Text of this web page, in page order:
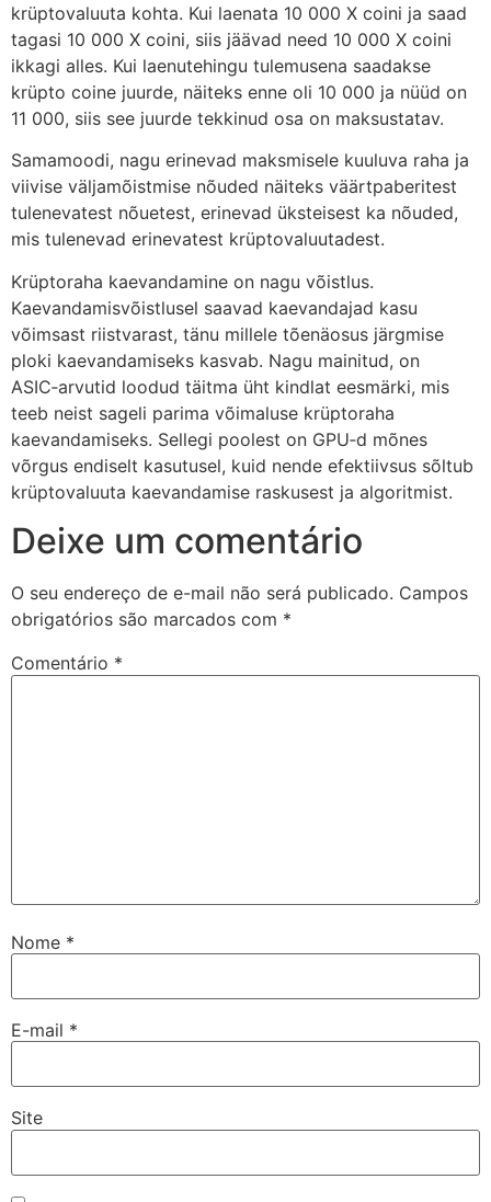
krüptovaluuta kohta. Kui laenata 10 000 X coini ja saad
tagasi 10 000 X coini, siis jäävad need 10 000 X coini
ikkagi alles. Kui laenutehingu tulemusena saadakse
krüpto coine juurde, näiteks enne oli 10 000 ja nüüd on
11 000, siis see juurde tekkinud osa on maksustatav.
Samamoodi, nagu erinevad maksmisele kuuluva raha ja
viivise väljamõistmise nõuded näiteks väärtpaberitest
tulenevatest nõuetest, erinevad üksteisest ka nõuded,
mis tulenevad erinevatest krüptovaluutadest.
Krüptoraha kaevandamine on nagu võistlus.
Kaevandamisvõistlusel saavad kaevandajad kasu
võimsast riistvarast, tänu millele tõenäosus järgmise
ploki kaevandamiseks kasvab. Nagu mainitud, on
ASIC‑arvutid loodud täitma üht kindlat eesmärki, mis
teeb neist sageli parima võimaluse krüptoraha
kaevandamiseks. Sellegi poolest on GPU‑d mõnes
võrgus endiselt kasutusel, kuid nende efektiivsus sõltub
krüptovaluuta kaevandamise raskusest ja algoritmist.
Deixe um comentário
O seu endereço de e-mail não será publicado. Campos
obrigatórios são marcados com *
Comentário *
Nome *
E-mail *
Site